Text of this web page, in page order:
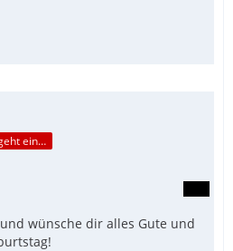
Auch am Arsch geht ein Weg vorbei...
wünsche dir alles Gute und